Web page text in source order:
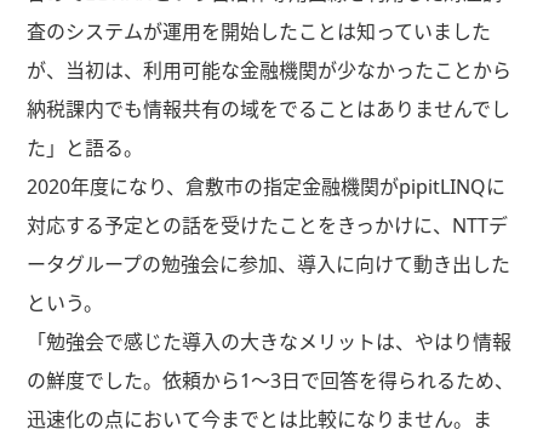
査のシステムが運用を開始したことは知っていました
が、当初は、利用可能な金融機関が少なかったことから
納税課内でも情報共有の域をでることはありませんでし
た」と語る。
2020年度になり、倉敷市の指定金融機関がpipitLINQに
対応する予定との話を受けたことをきっかけに、NTTデ
ータグループの勉強会に参加、導入に向けて動き出した
という。
「勉強会で感じた導入の大きなメリットは、やはり情報
の鮮度でした。依頼から1～3日で回答を得られるため、
迅速化の点において今までとは比較になりません。ま